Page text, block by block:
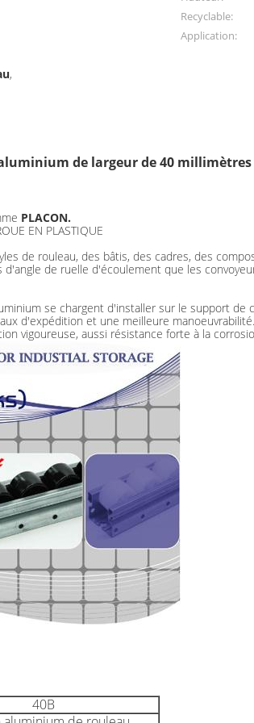
Recyclable:
Application:
,
de largeur de 40 millimètres
PLACON.
EN PLASTIQUE
de rouleau, des bâtis, des cadres, des
de ruelle d'écoulement que les
se chargent d'installer sur le support
d'expédition et une meilleure manoeuvrabilité.
vigoureuse, aussi résistance forte à la
40B